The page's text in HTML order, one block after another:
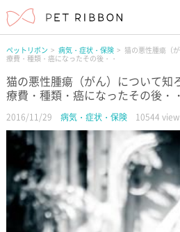
ペットリボン 病気・症状・保険
猫の悪性腫瘍（
療費・種類・癌になったその後・・
猫の悪性腫瘍（がん）について知
療費・種類・癌になったその後・・
2016/11/29 病気・症状・保険 10544 view